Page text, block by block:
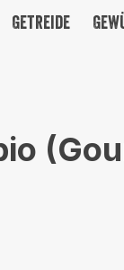
Getreide